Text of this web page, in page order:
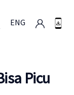
ENG
Picu